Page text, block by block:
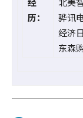
历：
骅讯
经济
东森